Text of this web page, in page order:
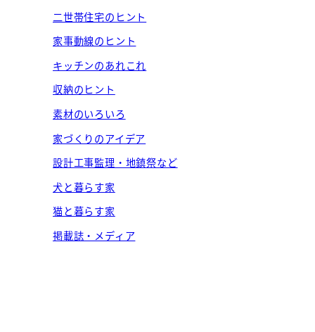
二世帯住宅のヒント
家事動線のヒント
キッチンのあれこれ
収納のヒント
素材のいろいろ
家づくりのアイデア
設計工事監理・地鎮祭など
犬と暮らす家
猫と暮らす家
掲載誌・メディア